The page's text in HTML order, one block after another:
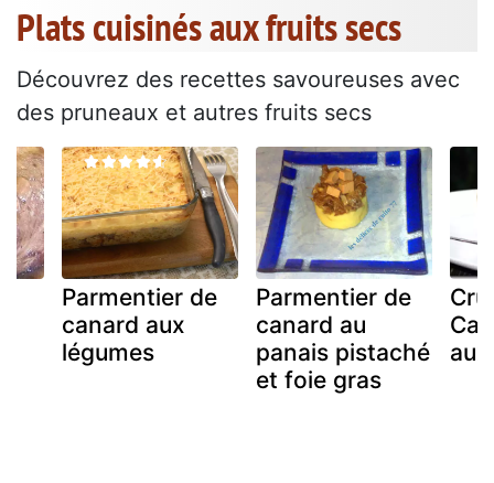
Plats cuisinés aux fruits secs
Découvrez des recettes savoureuses avec
des pruneaux et autres fruits secs
Parmentier de
canard aux
légumes
Parmentier de
canard au
panais pistaché
et foie gras